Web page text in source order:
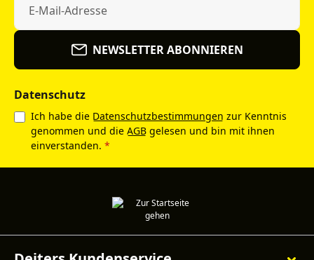
NEWSLETTER ABONNIEREN
Datenschutz
Ich habe die Datenschutzbestimmungen zur Kenntnis
genommen und die AGB gelesen und bin mit ihnen
einverstanden. *